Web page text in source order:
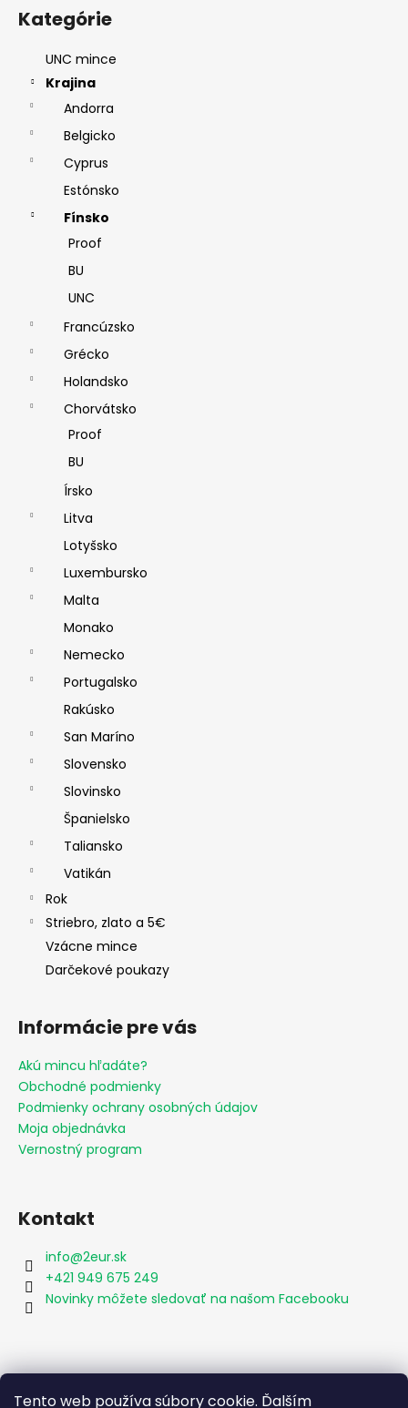
Tento web používa súbory cookie. Ďalším
Kategórie
UNC mince
Krajina
Andorra
Belgicko
Cyprus
Estónsko
Fínsko
Proof
BU
UNC
Francúzsko
Grécko
Holandsko
Chorvátsko
Proof
BU
Írsko
Litva
Lotyšsko
Luxembursko
Malta
Monako
Nemecko
Portugalsko
Rakúsko
San Maríno
Slovensko
Slovinsko
Španielsko
Taliansko
Vatikán
Rok
Striebro, zlato a 5€
Vzácne mince
Darčekové poukazy
Informácie pre vás
Akú mincu hľadáte?
Obchodné podmienky
Podmienky ochrany osobných údajov
Moja objednávka
Vernostný program
Kontakt
info@2eur.sk
+421 949 675 249
Novinky môžete sledovať na našom Facebooku